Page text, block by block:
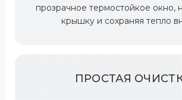
прозрачное термостойкое окно,
крышку и сохраняя тепло
ПРОСТАЯ